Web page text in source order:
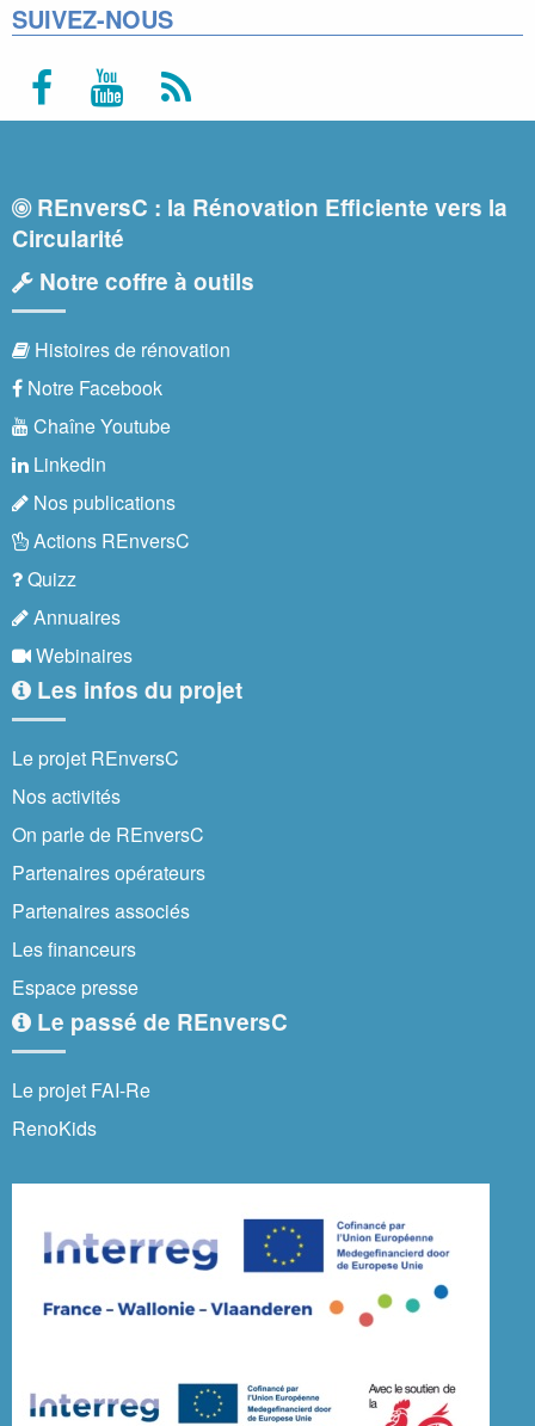
SUIVEZ-NOUS
REnversC : la Rénovation Efficiente vers la
Circularité
Notre coffre à outils
Histoires de rénovation
Notre Facebook
Chaîne Youtube
Linkedin
Nos publications
Actions REnversC
Quizz
Annuaires
Webinaires
Les infos du projet
Le projet REnversC
Nos activités
On parle de REnversC
Partenaires opérateurs
Partenaires associés
Les financeurs
Espace presse
Le passé de REnversC
Le projet FAI-Re
RenoKids